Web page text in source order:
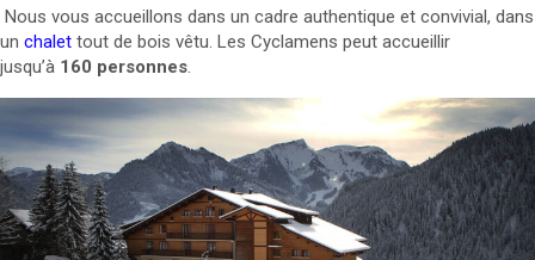
Nous vous accueillons dans un cadre authentique et convivial, dans
un chalet tout de bois vêtu. Les Cyclamens peut accueillir
jusqu’à 160 personnes.